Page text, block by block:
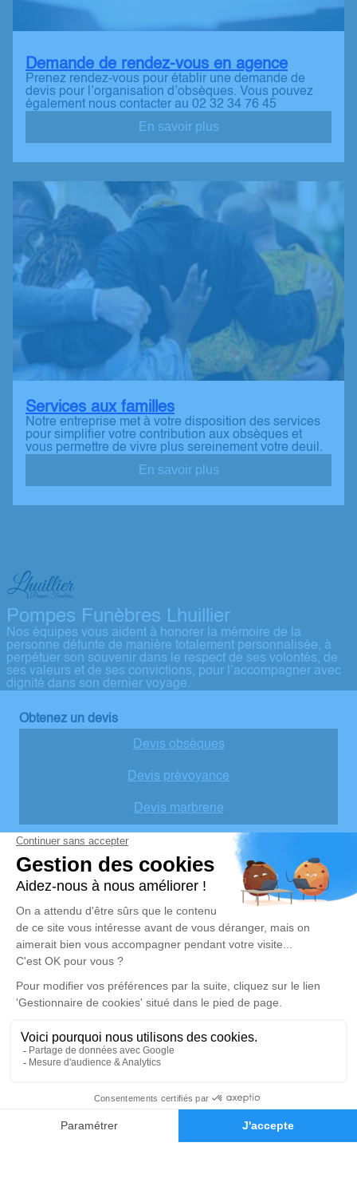
Demande de rendez-vous en agence
Prenez rendez-vous pour établir une demande de
devis pour l’organisation d’obsèques. Vous pouvez
également nous contacter au 02 32 34 76 45
En savoir plus
Services aux familles
Notre entreprise met à votre disposition des services
pour simplifier votre contribution aux obsèques et
vous permettre de vivre plus sereinement votre deuil.
En savoir plus
Pompes Funèbres Lhuillier
Nos équipes vous aident à honorer la mémoire de la
personne défunte de manière totalement personnalisée, à
perpétuer son souvenir dans le respect de ses volontés, de
ses valeurs et de ses convictions, pour l’accompagner avec
dignité dans son dernier voyage.
Obtenez un devis
Devis obsèques
Devis prévoyance
Devis marbrerie
Nos agences
Pompes Funèbres Lhuillier
lhuillierpascale@wanadoo.fr
2, Rue du Général de Gaulle - 27110 - Le Neubourg
4.8/5 - 175 avis
Pompes Funèbres Lhuillier
lhuilliergalichet@wanadoo.fr
40, Rue Saint Nicolas - 27170 - Beaumont le Roger
Organiser des Obsèques
Monuments funéraires
Avis de décès
Demande de rendez-vous en